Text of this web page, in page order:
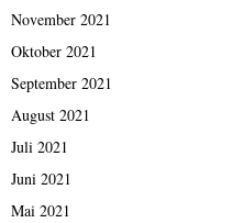
November 2021
Oktober 2021
September 2021
August 2021
Juli 2021
Juni 2021
Mai 2021